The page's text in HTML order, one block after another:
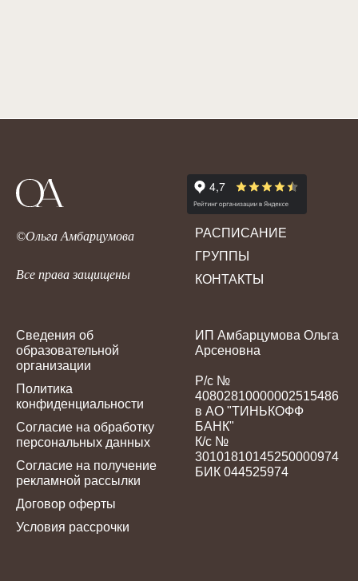
©Ольга Амбарцумова
Все права защищены
ОБО МНЕ
СМИ
РАСПИСАНИЕ
ГРУППЫ
КОНТАКТЫ
Сведения об
образовательной
организации
Политика
конфиденциальности
Согласие на обработку
персональных данных
Согласие на получение
рекламной рассылки
Договор оферты
Условия рассрочки
ИП Амбарцумова Ольга
Арсеновна
Р/с №
40802810000002515486
в АО "ТИНЬКОФФ
БАНК"
К/с №
30101810145250000974
БИК 044525974